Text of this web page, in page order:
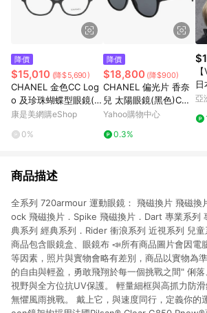
降價
$15,010 (降$5,690)
CHANEL 金色CC Log
o 及珍珠蝴蝶型眼鏡(黑
色)
康是美網購eShop
0%
降價
$18,800 (降$900)
CHANEL 偏光片 香奈
兒 太陽眼鏡(黑色)CH5
458
Yahoo購物中心
0.3%
店
C
亞
商品描述
全系列 720armour 運動眼鏡： 飛磁換片 飛磁換
ock 飛磁換片．Spike 飛磁換片．Dart 專業系列
典系列 經典系列．Rider 衝浪系列 近視系列 兒
商品包含眼鏡盒、眼鏡布 📣所有商品圖片會因電
等因素，照片與實物會略有差別，商品以實物為
的自由與輕盈，勇敢飛翔於每一個挑戰之間" 俐
視野與全方位抗UV保護。 輕量細框與高抓力防滑
無懼風雨挑戰。 戴上它，與速度同行，定義你的